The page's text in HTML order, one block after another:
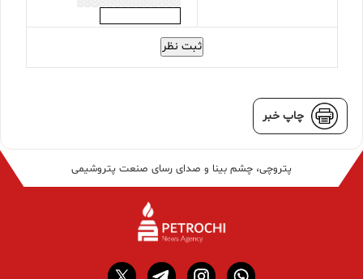
ثبت نظر
چاپ خبر
پتروچی، چشم بینا و صدای رسای صنعت پتروشیمی